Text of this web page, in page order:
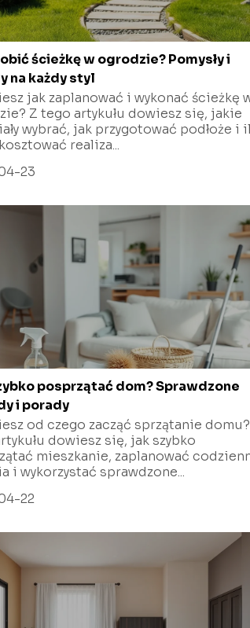
ścieżkę w ogrodzie? Pomysły i
na każdy styl
jak zaplanować i wykonać ścieżkę
Z tego artykułu dowiesz się, jakie
wybrać, jak przygotować podłoże i
realiza...
23
posprzątać dom? Sprawdzone
i porady
od czego zacząć sprzątanie
dowiesz się, jak szybko
mieszkanie, zaplanować
i wykorzystać sprawdzone...
22